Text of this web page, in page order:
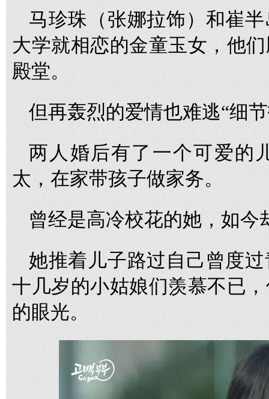
马珍珠（张娜拉饰）和崔
大学就相恋的金童玉女，他
殿堂。
但再轰烈的爱情也难逃“细
两人婚后有了一个可爱的
太，在家带孩子做家务。
曾经是高冷校花的她，如今
她推着儿子路过自己曾度
十几岁的小姑娘们羡慕不已
的眼光。